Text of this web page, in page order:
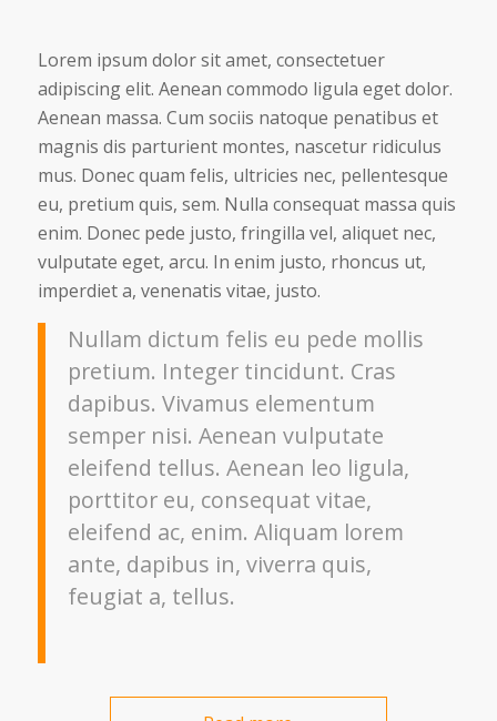
Lorem ipsum dolor sit amet, consectetuer
adipiscing elit. Aenean commodo ligula eget dolor.
Aenean massa. Cum sociis natoque penatibus et
magnis dis parturient montes, nascetur ridiculus
mus. Donec quam felis, ultricies nec, pellentesque
eu, pretium quis, sem. Nulla consequat massa quis
enim. Donec pede justo, fringilla vel, aliquet nec,
vulputate eget, arcu. In enim justo, rhoncus ut,
imperdiet a, venenatis vitae, justo.
Nullam dictum felis eu pede mollis
pretium. Integer tincidunt. Cras
dapibus. Vivamus elementum
semper nisi. Aenean vulputate
eleifend tellus. Aenean leo ligula,
porttitor eu, consequat vitae,
eleifend ac, enim. Aliquam lorem
ante, dapibus in, viverra quis,
feugiat a, tellus.